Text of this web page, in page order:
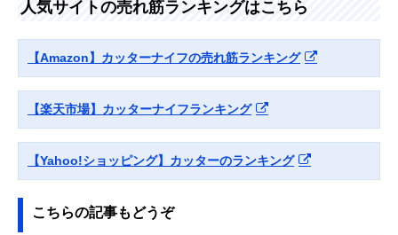
ック DC-L561BBL
Slice(スライス) ユ
ーティリティカッ
プル式 10558
安全性にこだわっ
たアイテム
PLUS(プラス) カ
ッターナイフ CU-
長い時間使いたい
人におすすめ
高さ16mm
人気サイトの売れ筋ランキングはこちら
【Amazon】カッターナイフの売れ筋ランキング
【楽天市場】カッターナイフランキング
【Yahoo!ショッピング】カッターのランキング
こちらの記事もどうぞ